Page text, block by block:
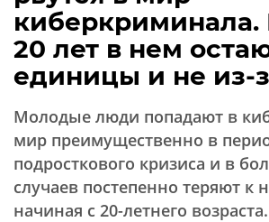
киберкриминала.
20 лет в нем
единицы и не из-
Молодые люди попадают в
мир преимущественно в
подросткового кризиса и в
случаев постепенно теряют к
начиная с 20-летнего